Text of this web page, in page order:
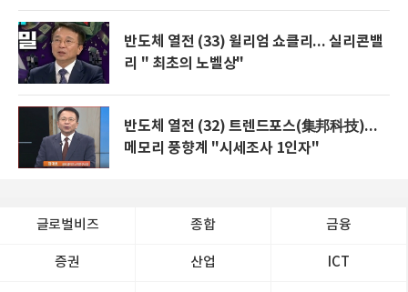
반도체 열전 (33) 윌리엄 쇼클리... 실리콘밸
리 " 최초의 노벨상"
반도체 열전 (32) 트렌드포스(集邦科技)...
메모리 풍향계 "시세조사 1인자"
글로벌비즈 종합 금융
증권 산업 ICT